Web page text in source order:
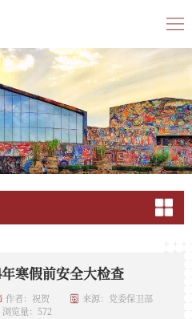
寒假前安全大检查
作者：祝贺
来源：党委保卫部
浏览量：572